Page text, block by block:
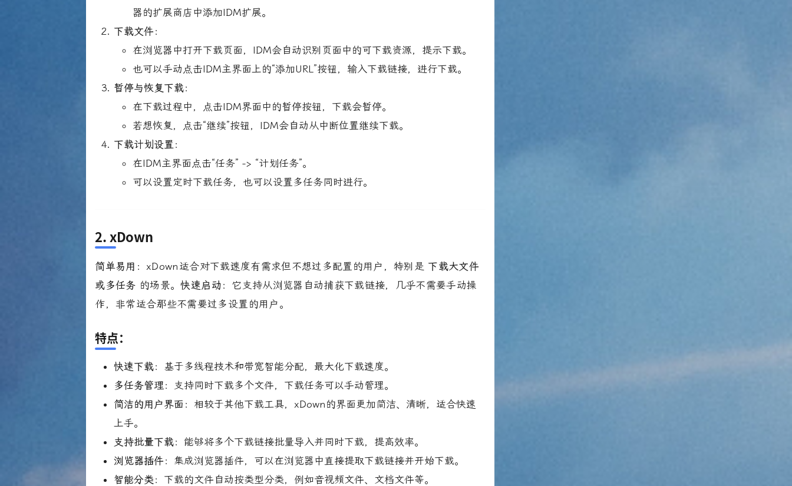
器的扩展商店中添加IDM扩展。
下载文件 ：
在浏览器中打开下载页面，IDM会自动识别页面中的可下载资源，提示下载。
也可以手动点击IDM主界面上的“添加URL”按钮，输入下载链接，进行下载。
暂停与恢复下载：
在下载过程中，点击IDM界面中的暂停按钮，下载会暂停。
若想恢复，点击“继续”按钮，IDM会自动从中断位置继续下载。
下载计划设置 ：
在IDM主界面点击“任务” -> “计划任务”。
可以设置定时下载任务，也可以设置多任务同时进行。
2.xDown
简单易用 ：xDown适合对下载速度有需求但不想过多配置的用户，特别是 下载大文件
或多任务 的场景。快速启动 ：它支持从浏览器自动捕获下载链接，几乎不需要手动操
作，非常适合那些不需要过多设置的用户。
特点：
快速下载：基于多线程技术和带宽智能分配，最大化下载速度。
多任务管理 ：支持同时下载多个文件，下载任务可以手动管理。
简洁的用户界面 ：相较于其他下载工具，xDown的界面更加简洁、清晰，适合快速
上手。
支持批量下载：能够将多个下载链接批量导入并同时下载，提高效率。
浏览器插件 ：集成浏览器插件，可以在浏览器中直接提取下载链接并开始下载。
智能分类 ：下载的文件自动按类型分类，例如音视频文件、文档文件等。